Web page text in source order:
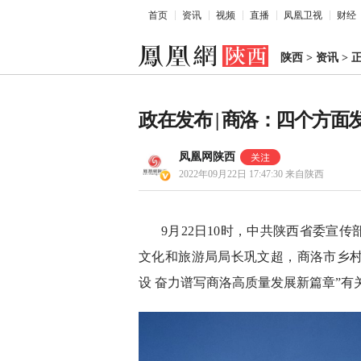
首页 资讯 视频 直播 凤凰卫视 财经
陕西 > 资讯 >
政在发布 | 商洛：四个方面
凤凰网陕西
2022年09月22日 17:47:30 来自陕西
9月22日10时，中共陕西省委宣传
文化和旅游局局长巩文超，商洛市乡
设 奋力谱写商洛高质量发展新篇章”有